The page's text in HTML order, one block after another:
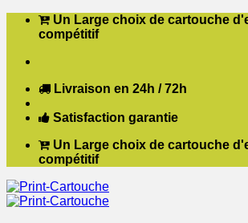
Passer Un Large choix de cartouche
compétitif
Livraison en 24h / 72h
Satisfaction garantie
Un Large choix de cartouche
compétitif